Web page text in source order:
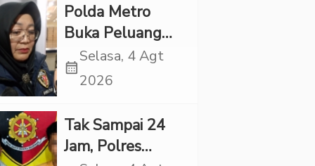
Polda Metro
Buka Peluang
Periksa YouTuber
Bigmo terkait
Eksploitasi Anak
calendar_month
Selasa, 4 Agt
2026
Tak Sampai 24
Jam, Polres